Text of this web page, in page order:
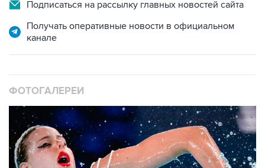
Подписаться на рассылку главных новостей сайта
Получать оперативные новости в официальном
канале
ФОТОГАЛЕРЕИ